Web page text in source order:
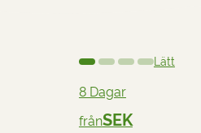
Lätt
8 Dagar
frånSEK